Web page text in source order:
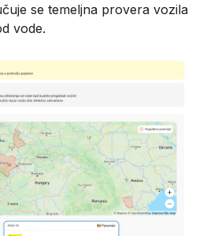
se temeljna provera vozila
vode.